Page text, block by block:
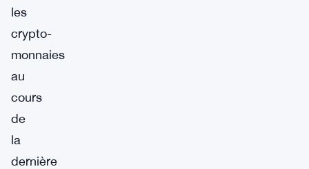
les
crypto-
monnaies
au
cours
de
la
dernière